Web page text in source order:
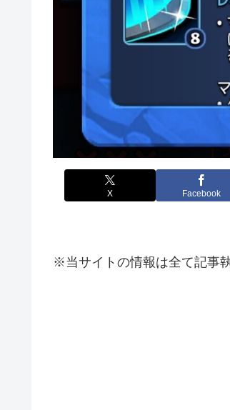
X Facebook
※当サイトの情報は全て記事